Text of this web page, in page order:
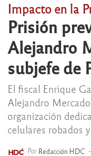
Impacto en la
Prisión
Alejandro
subjefe de
El fiscal Enrique
Alejandro
organización
celulares robados
Por Redacción HDC